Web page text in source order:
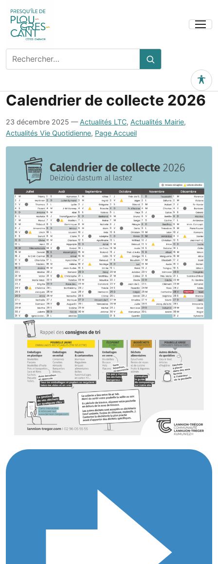
Ouvrir
Rechercher
sur
site
Rechercher
Outils
Calendrier de collecte 2026
23 décembre 2025 — Actualités LTC, Actualités Mairie,
Actualités Vie Quotidienne, Page Accueil